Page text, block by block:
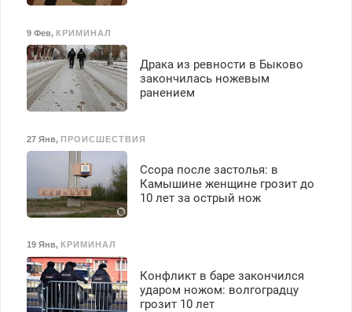
9 Фев, КРИМИНАЛ
Драка из ревности в Быково
закончилась ножевым
ранением
27 Янв, ПРОИСШЕСТВИЯ
Ссора после застолья: в
Камышине женщине грозит до
10 лет за острый нож
19 Янв, КРИМИНАЛ
Конфликт в баре закончился
ударом ножом: волгоградцу
грозит 10 лет